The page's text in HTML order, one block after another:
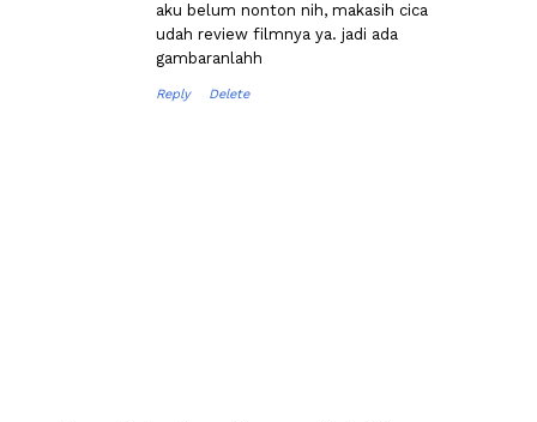
aku belum nonton nih, makasih cica
udah review filmnya ya. jadi ada
gambaranlahh
Reply Delete